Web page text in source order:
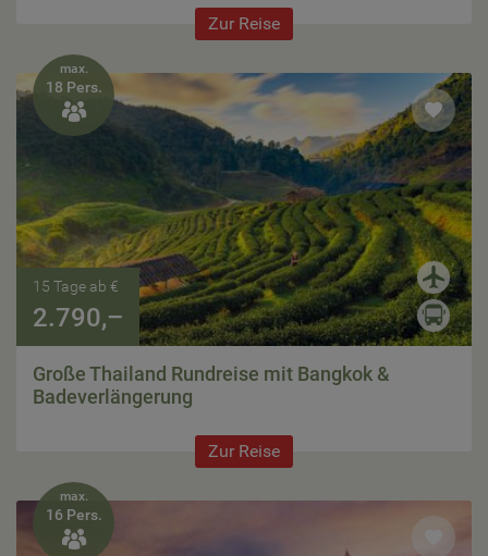
Zur Reise
max.
18 Pers.

15 Tage ab €
2.790,–
Große Thailand Rundreise mit Bangkok &
Badeverlängerung
Zur Reise
max.
16 Pers.
